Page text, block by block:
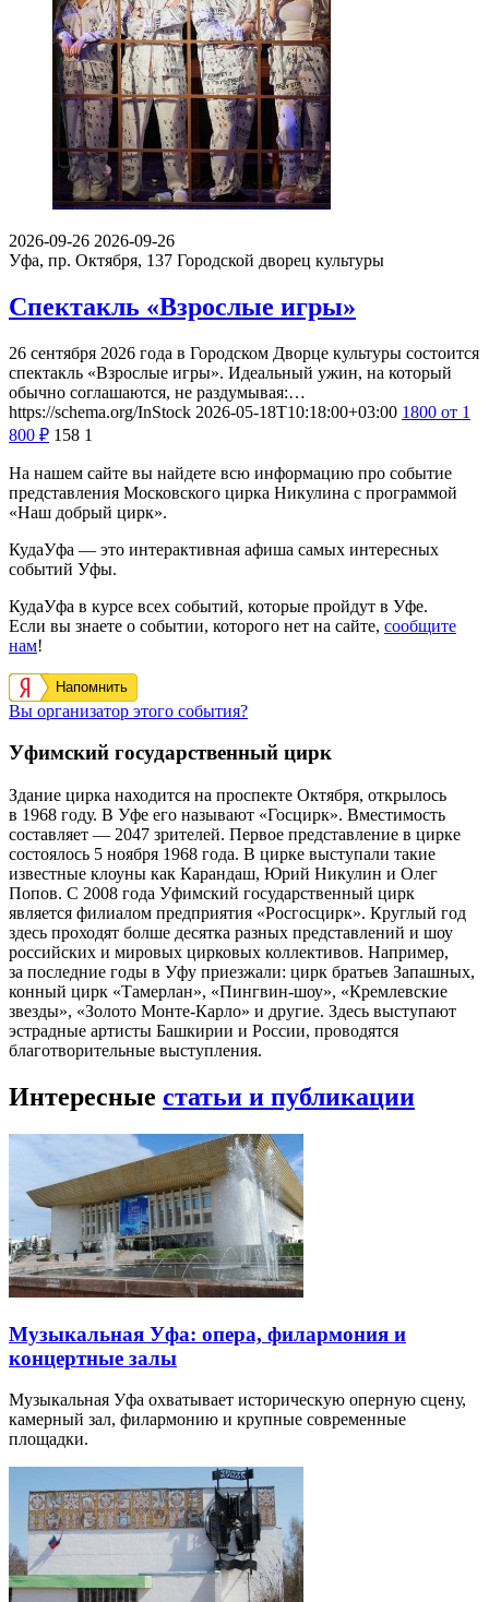
2026-09-26 2026-09-26
Уфа, пр. Октября, 137 Городской дворец культуры
Спектакль «Взрослые игры»
26 сентября 2026 года в Городском Дворце культуры состоится
спектакль «Взрослые игры». Идеальный ужин, на который
обычно соглашаются, не раздумывая:…
https://schema.org/InStock 2026-05-18T10:18:00+03:00 1800 от 1
800 ₽ 158 1
На нашем сайте вы найдете всю информацию про событие
представления Московского цирка Никулина с программой
«Наш добрый цирк».
КудаУфа — это интерактивная афиша самых интересных
событий Уфы.
КудаУфа в курсе всех событий, которые пройдут в Уфе.
Если вы знаете о событии, которого нет на сайте, сообщите
нам!
Напомнить
Вы организатор этого события?
Уфимский государственный цирк
Здание цирка находится на проспекте Октября, открылось
в 1968 году. В Уфе его называют «Госцирк». Вместимость
составляет — 2047 зрителей. Первое представление в цирке
состоялось 5 ноября 1968 года. В цирке выступали такие
известные клоуны как Карандаш, Юрий Никулин и Олег
Попов. С 2008 года Уфимский государственный цирк
является филиалом предприятия «Росгосцирк». Круглый год
здесь проходят болше десятка разных представлений и шоу
российских и мировых цирковых коллективов. Например,
за последние годы в Уфу приезжали: цирк братьев Запашных,
конный цирк «Тамерлан», «Пингвин-шоу», «Кремлевские
звезды», «Золото Монте-Карло» и другие. Здесь выступают
эстрадные артисты Башкирии и России, проводятся
благотворительные выступления.
Интересные статьи и публикации
Музыкальная Уфа: опера, филармония и
концертные залы
Музыкальная Уфа охватывает историческую оперную сцену,
камерный зал, филармонию и крупные современные
площадки.